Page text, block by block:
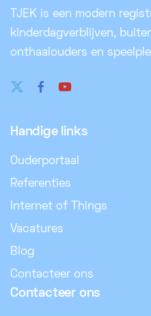
TJEK is een modern
kinderdagverblijven,
onthaalouders en
Handige links
Ouderportaal
Referenties
Internet of Things
Vacatures
Blog
Contacteer ons
Contacteer ons